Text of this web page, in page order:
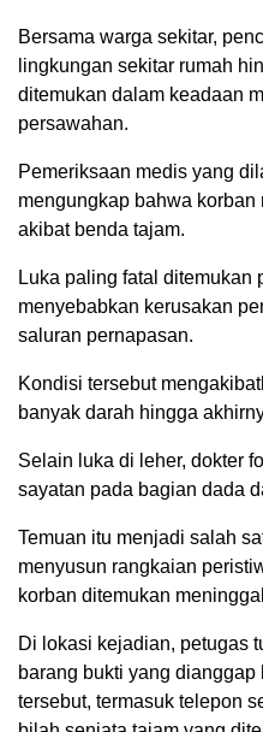
Bersama warga sekitar,
lingkungan sekitar rumah
ditemukan dalam keadaan
persawahan.
Pemeriksaan medis yang
mengungkap bahwa
akibat benda tajam.
Luka paling fatal ditemukan
menyebabkan kerusakan
saluran pernapasan.
Kondisi tersebut
banyak darah hingga
Selain luka di leher, dokter
sayatan pada bagian dada
Temuan itu menjadi salah
menyusun rangkaian
korban ditemukan
Di lokasi kejadian, petugas
barang bukti yang
tersebut, termasuk telepon